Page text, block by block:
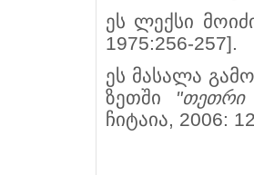
ეს ლექსი
1975:256-257].
ეს მასალა
ზეთში
"თეთრი
ჩიტაია, 2006: